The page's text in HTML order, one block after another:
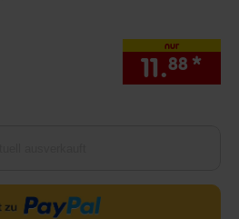
nur
11.88 *